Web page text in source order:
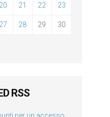
20 21 22 23
27 28 29 30
RSS
per un accesso